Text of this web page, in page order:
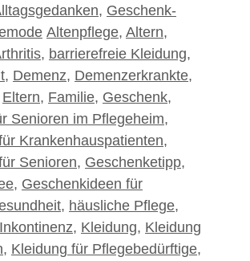
, Geschenk-
Schlagwörter
Altenpflege, Altern,
, barrierefreie Kleidung,
, Demenz, Demenzerkrankte,
Eltern, Familie, Geschenk,
Senioren im Pflegeheim,
Krankenhauspatienten,
Senioren, Geschenketipp,
, Geschenkideen für
, häusliche Pflege,
Inkontinenz, Kleidung, Kleidung
, Kleidung für Pflegebedürftige,